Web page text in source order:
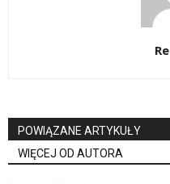
POWIĄZANE ARTYKUŁY
WIĘCEJ OD AUTORA